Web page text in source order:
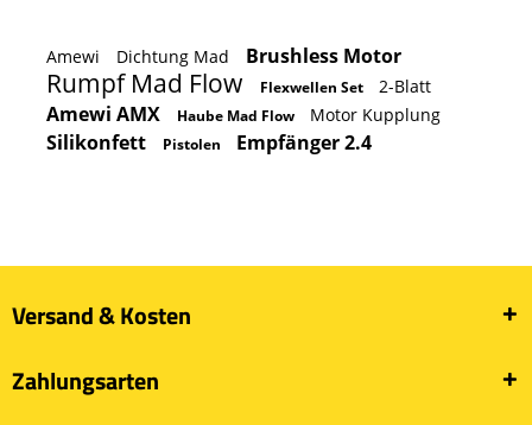
Amewi Dichtung Mad Brushless Motor
Rumpf Mad Flow Flexwellen Set 2-Blatt
Amewi AMX Haube Mad Flow Motor Kupplung
Silikonfett Pistolen Empfänger 2.4
Versand & Kosten
Zahlungsarten